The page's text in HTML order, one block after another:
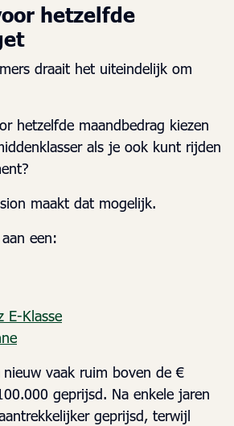
hetzelfde
draait het uiteindelijk om
hetzelfde maandbedrag kiezen
als je ook kunt rijden
maakt dat mogelijk.
een:
E-Klasse
nieuw vaak ruim boven de €
geprijsd. Na enkele jaren
geprijsd, terwijl